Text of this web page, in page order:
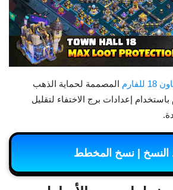
المصممة لحماية الذهب
إعدادات برج الاختفاء لتقليل
النسخ | نسخ المخطط